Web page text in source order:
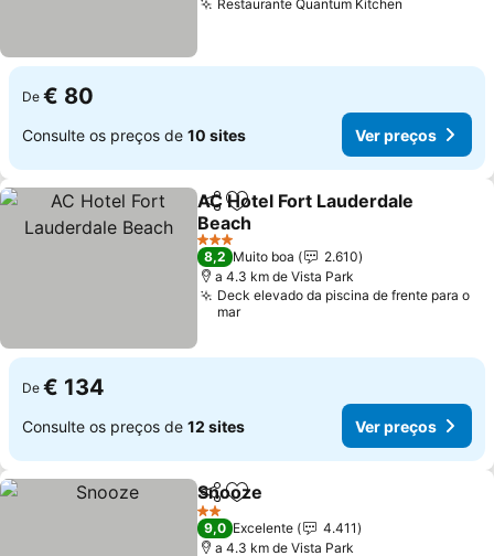
Restaurante Quantum Kitchen
De € 80
Consulte os preços de 10 sites Ver preços
PartilharAdicionar aos favoritos
AC Hotel Fort Lauderdale
Beach
3 Estrelas
8,2 Muito boa
2.610
a 4.3 km de Vista Park
Deck elevado da piscina de frente para o
mar
De € 134
Consulte os preços de 12 sites Ver preços
PartilharAdicionar aos favoritos
Snooze
2 Estrelas
9,0 Excelente
4.411
a 4.3 km de Vista Park